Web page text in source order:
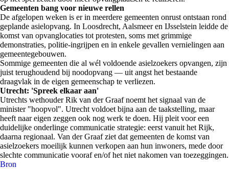
Gemeenten bang voor nieuwe rellen
De afgelopen weken is er in meerdere gemeenten onrust ontstaan rond
geplande asielopvang. In Loosdrecht, Aalsmeer en IJsselstein leidde de
komst van opvanglocaties tot protesten, soms met grimmige
demonstraties, politie-ingrijpen en in enkele gevallen vernielingen aan
gemeentegebouwen.
Sommige gemeenten die al wél voldoende asielzoekers opvangen, zijn
juist terughoudend bij noodopvang — uit angst het bestaande
draagvlak in de eigen gemeenschap te verliezen.
Utrecht: 'Spreek elkaar aan'
Utrechts wethouder Rik van der Graaf noemt het signaal van de
minister "hoopvol". Utrecht voldoet bijna aan de taakstelling, maar
heeft naar eigen zeggen ook nog werk te doen. Hij pleit voor een
duidelijke onderlinge communicatie strategie: eerst vanuit het Rijk,
daarna regionaal. Van der Graaf ziet dat gemeenten de komst van
asielzoekers moeilijk kunnen verkopen aan hun inwoners, mede door
slechte communicatie vooraf en/of het niet nakomen van toezeggingen.
Bron